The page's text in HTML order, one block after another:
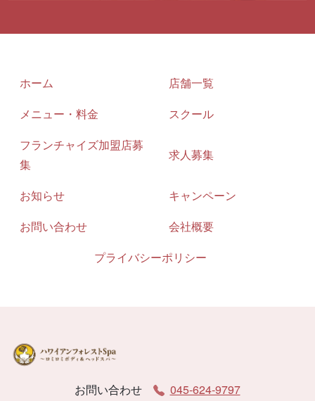
ホーム
店舗一覧
メニュー・料金
スクール
フランチャイズ加盟店募
集
求人募集
お知らせ
キャンペーン
お問い合わせ
会社概要
プライバシーポリシー
お問い合わせ 045-624-9797